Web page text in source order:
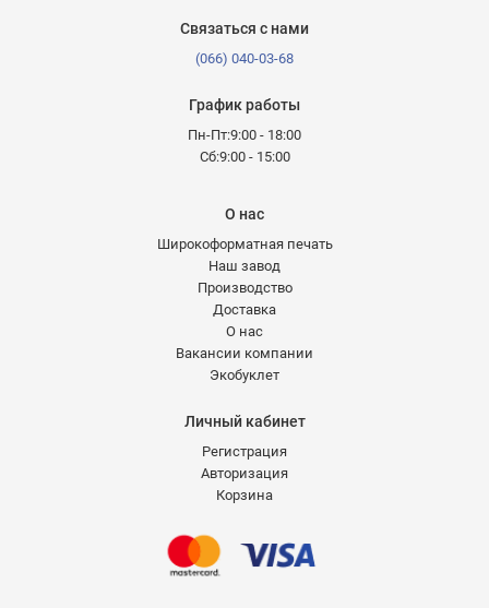
Связаться с нами
(066) 040-03-68
График работы
Пн-Пт:9:00 - 18:00
Сб:9:00 - 15:00
О нас
Широкоформатная печать
Наш завод
Производство
Доставка
О нас
Вакансии компании
Экобуклет
Личный кабинет
Регистрация
Авторизация
Корзина